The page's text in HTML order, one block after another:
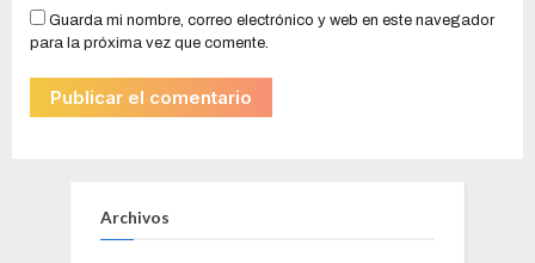
Guarda mi nombre, correo electrónico y web en este navegador
para la próxima vez que comente.
Archivos